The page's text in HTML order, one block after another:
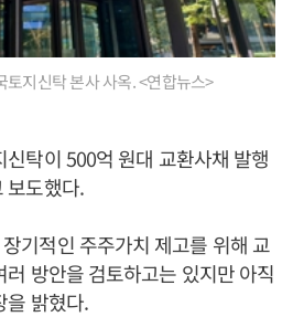
지신탁 본사 사옥. <연합뉴스>
탁이 500억 원대 교환사채 발행
보도했다.
기적인 주주가치 제고를 위해 교
방안을 검토하고는 있지만 아직
을 밝혔다.